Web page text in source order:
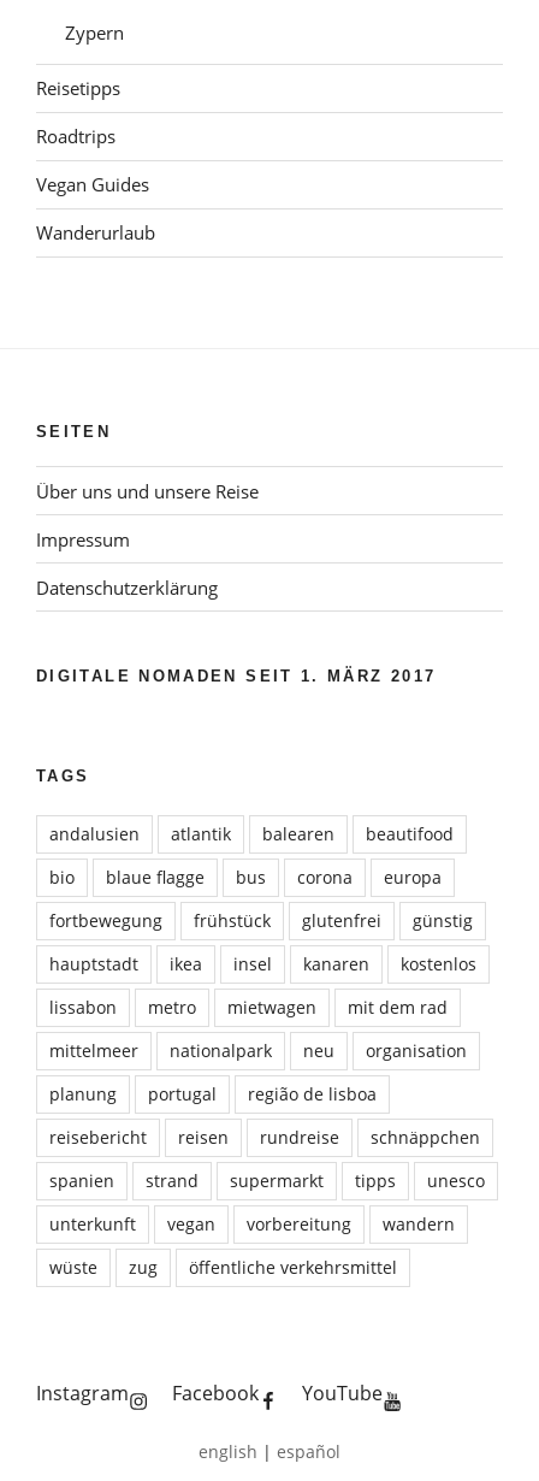
Zypern
Reisetipps
Roadtrips
Vegan Guides
Wanderurlaub
SEITEN
Über uns und unsere Reise
Impressum
Datenschutzerklärung
DIGITALE NOMADEN SEIT 1. MÄRZ 2017
TAGS
andalusien atlantik balearen
beautifood
bio
blaue flagge bus corona
europa
fortbewegung
frühstück glutenfrei
günstig
hauptstadt
ikea insel kanaren
kostenlos
lissabon
metro mietwagen
mit dem rad
mittelmeer
nationalpark neu
organisation
planung
portugal
região de lisboa
reisebericht
reisen rundreise
schnäppchen
spanien
strand supermarkt tipps
unesco
unterkunft
vegan vorbereitung
wandern
wüste
zug öffentliche verkehrsmittel
Instagram Facebook YouTube
english | español